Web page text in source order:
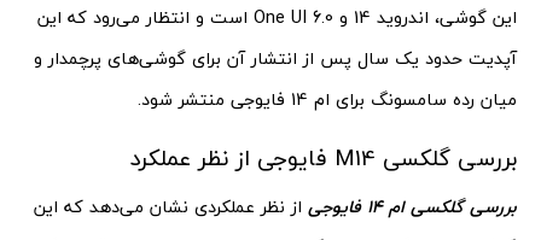
این گوشی، اندروید 14 و One UI 6.0 است و انتظار می‌رود که این
آپدیت حدود یک سال پس از انتشار آن برای گوشی‌های پرچمدار و
میان رده سامسونگ برای ام 14 فایوجی منتشر شود.
بررسی گلکسی M14 فایوجی از نظر عملکرد
بررسی گلکسی ام 14 فایوجی
از نظر عملکردی نشان می‌دهد که این